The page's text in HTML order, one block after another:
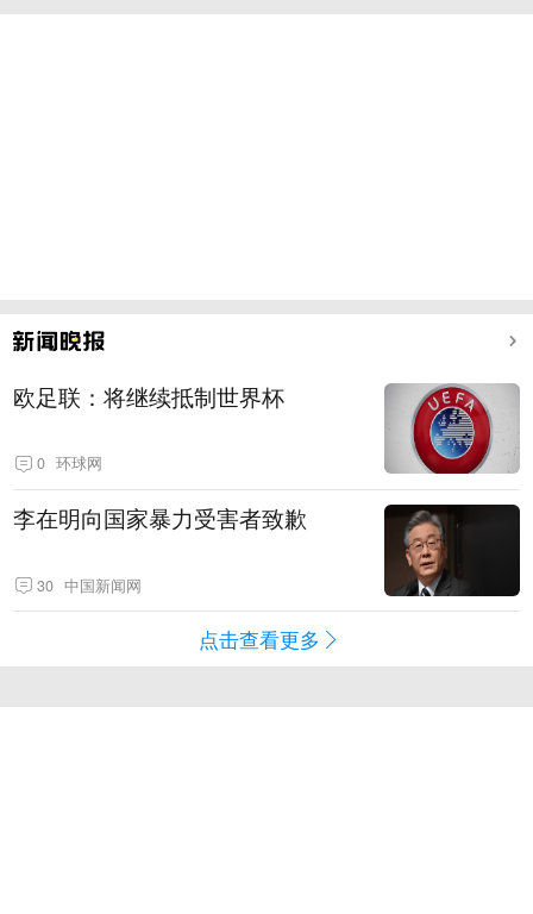
欧足联：将继续抵制世界杯
0 环球网
李在明向国家暴力受害者致歉
30 中国新闻网
点击查看更多